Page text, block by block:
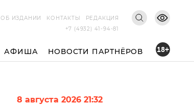
ОБ ИЗДАНИИ
КОНТАКТЫ
РЕДАКЦИЯ
+7 (4932) 41-94-81
АФИША НОВОСТИ ПАРТНЁРОВ 18+
8 августа 2026 21:32